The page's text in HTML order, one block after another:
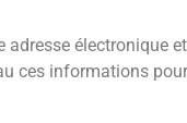
électronique
ces informations